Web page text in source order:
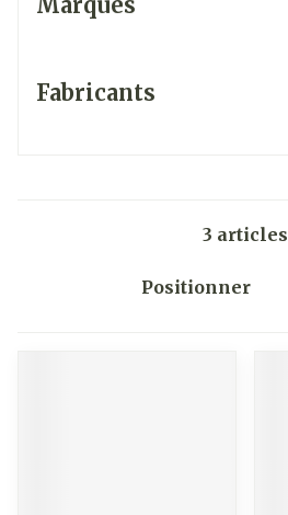
Fabricants
3 articles
Trier par: